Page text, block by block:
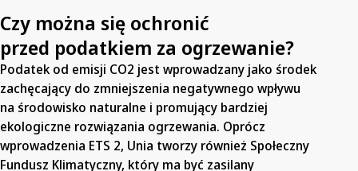
Czy można się ochronić
przed podatkiem za ogrzewanie?
Podatek od emisji CO2 jest wprowadzany jako środek
zachęcający do zmniejszenia negatywnego wpływu
na środowisko naturalne i promujący bardziej
ekologiczne rozwiązania ogrzewania. Oprócz
wprowadzenia ETS 2, Unia tworzy również Społeczny
Fundusz Klimatyczny, który ma być zasilany